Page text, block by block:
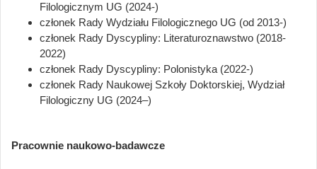
Filologicznym UG (2024-)
członek Rady Wydziału Filologicznego UG (od 2013-)
członek Rady Dyscypliny: Literaturoznawstwo (2018-
2022)
członek Rady Dyscypliny: Polonistyka (2022-)
członek Rady Naukowej Szkoły Doktorskiej, Wydział
Filologiczny UG (2024­–)
Pracownie naukowo-badawcze